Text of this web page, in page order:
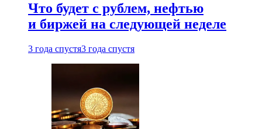
Что будет с рублем, нефтью
и биржей на следующей неделе
3 года спустя3 года спустя